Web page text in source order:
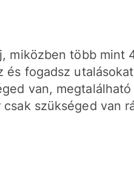
miközben több mint
és fogadsz
van,
csak szükséged van